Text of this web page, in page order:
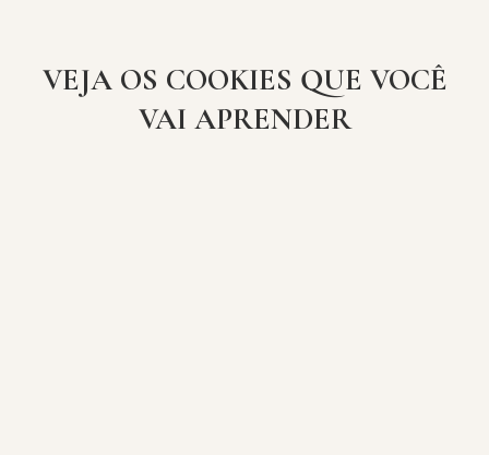
VEJA OS COOKIES QUE VOCÊ
VAI APRENDER